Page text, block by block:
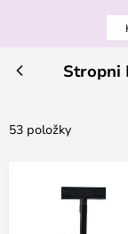
Stropni
53 položky